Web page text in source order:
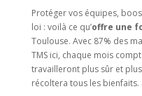
Protéger vos équipes,
loi : voilà ce qu’offre une
Toulouse. Avec 87% des
TMS ici, chaque mois
travailleront plus sûr et
récoltera tous les bienfaits.